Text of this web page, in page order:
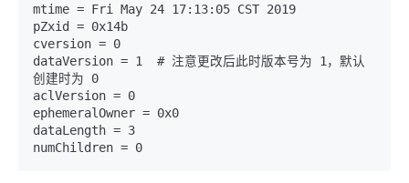
mtime = Fri May 24 17:13:05 CST 2019
pZxid = 0x14b
cversion = 0
dataVersion = 1  # 注意更改后此时版本号为 1，默认
创建时为 0
aclVersion = 0
ephemeralOwner = 0x0
dataLength = 3